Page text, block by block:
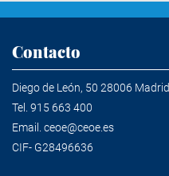
Contacto
Diego de León, 50 28006 Madrid
Tel. 915 663 400
Email. ceoe@ceoe.es
CIF- G28496636